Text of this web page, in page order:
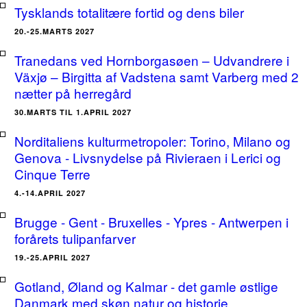
Tysklands totalitære fortid og dens biler
20.-25.MARTS 2027
Tranedans ved Hornborgasøen – Udvandrere i
Växjø – Birgitta af Vadstena samt Varberg med 2
nætter på herregård
30.MARTS TIL 1.APRIL 2027
Norditaliens kulturmetropoler: Torino, Milano og
Genova - Livsnydelse på Rivieraen i Lerici og
Cinque Terre
4.-14.APRIL 2027
Brugge - Gent - Bruxelles - Ypres - Antwerpen i
forårets tulipanfarver
19.-25.APRIL 2027
Gotland, Øland og Kalmar - det gamle østlige
Danmark med skøn natur og historie